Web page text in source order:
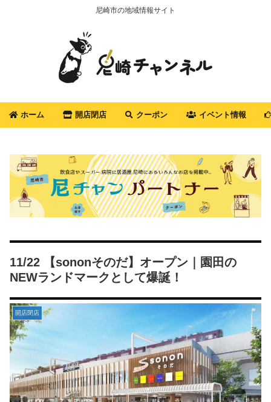
尼崎市の地域情報サイト
ホーム 開店閉店 クーポン イベント情報
11/22 【sononそのだ】オープン｜園田の
NEWランドマークとして爆誕！
開店閉店